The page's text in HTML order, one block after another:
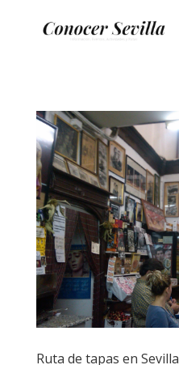
Ruta de tapas en Sevilla